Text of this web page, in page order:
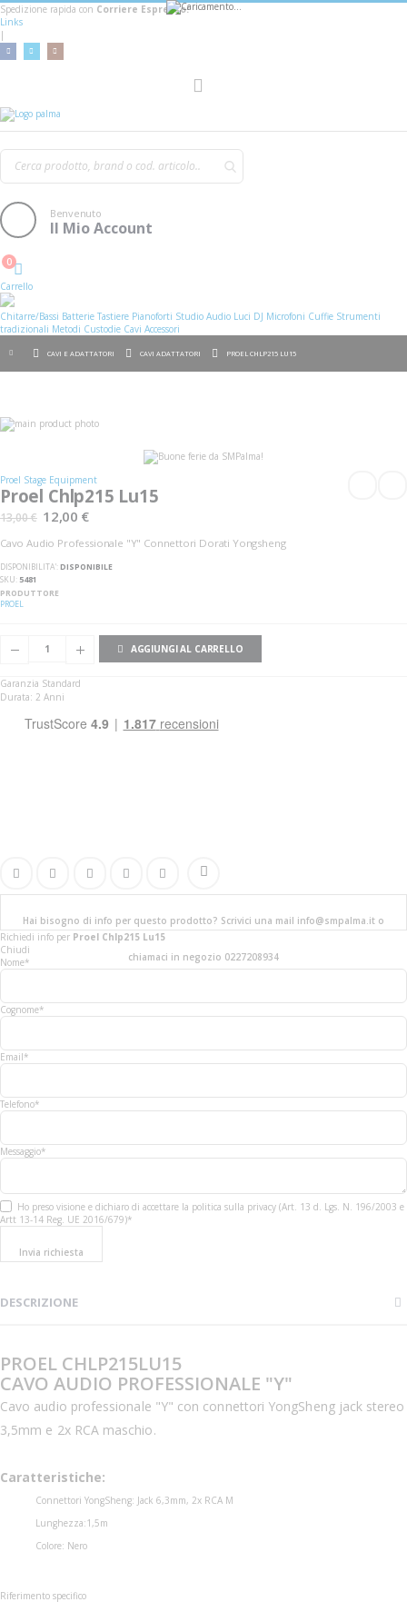
Spedizione rapida con Corriere Espresso!
Links
|
Benvenuto
Il Mio Account
Cart
0
Carrello
Chitarre/Bassi Batterie Tastiere Pianoforti Studio Audio Luci DJ Microfoni Cuffie Strumenti
tradizionali Metodi Custodie Cavi Accessori
CAVI E ADATTATORI CAVI ADATTATORI PROEL CHLP215 LU15
Vai
alla
galleria
di
immagini
galleria
di
immagini
Proel Stage Equipment
Proel Chlp215 Lu15
13,00 € 12,00 €
Cavo Audio Professionale "Y" Connettori Dorati Yongsheng
DISPONIBILITA':DISPONIBILE
SKU 5481
PRODUTTORE
PROEL
AGGIUNGI AL CARRELLO
Garanzia Standard
Durata: 2 Anni
Hai bisogno di info per questo prodotto? Scrivici una mail info@smpalma.it o
chiamaci in negozio 0227208934
Richiedi info per Proel Chlp215 Lu15
Chiudi
Nome*
Cognome*
Email*
Telefono*
Messaggio*
Ho preso visione e dichiaro di accettare la politica sulla privacy (Art. 13 d. Lgs. N. 196/2003 e
Artt 13-14 Reg. UE 2016/679)*
Invia richiesta
DESCRIZIONE
PROEL CHLP215LU15
CAVO AUDIO PROFESSIONALE "Y"
Cavo audio professionale "Y" con connettori YongSheng jack stereo
3,5mm e 2x RCA maschio.
Caratteristiche:
Connettori YongSheng: Jack 6,3mm, 2x RCA M
Lunghezza:1,5m
Colore: Nero
Riferimento specifico